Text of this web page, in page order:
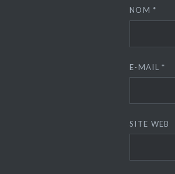
NOM*
E-MAIL*
SITE WEB